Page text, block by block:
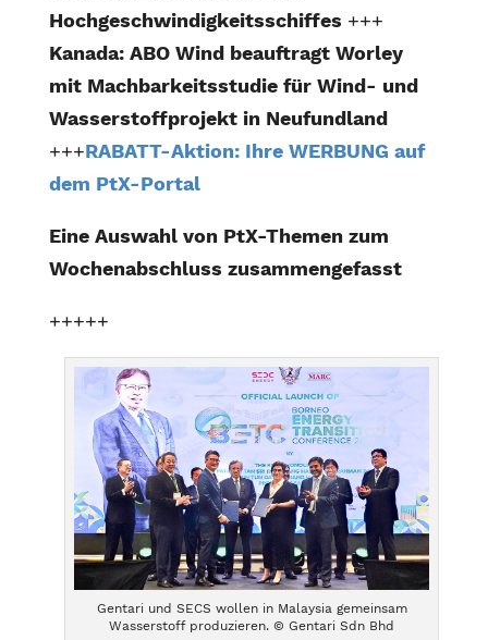
Hochgeschwindigkeitsschiffes +++
Kanada: ABO Wind beauftragt Worley
mit Machbarkeitsstudie für Wind- und
Wasserstoffprojekt in Neufundland
+++RABATT-Aktion: Ihre WERBUNG auf
dem PtX-Portal
Eine Auswahl von PtX-Themen zum
Wochenabschluss zusammengefasst
+++++
Gentari und SECS wollen in Malaysia gemeinsam
Wasserstoff produzieren. © Gentari Sdn Bhd